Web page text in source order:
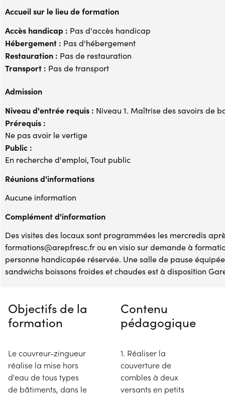
Accueil sur le lieu de formation
Accès handicap : Pas d'accès handicap
Hébergement : Pas d'hébergement
Restauration : Pas de restauration
Transport : Pas de transport
Admission
Niveau d'entrée requis : Niveau 1. Maîtrise des savoirs de
Prérequis :
Ne pas avoir le vertige
Public :
En recherche d'emploi, Tout public
Réunions d'informations
Aucune information
Complément d'information
Des visites des locaux sont programmées les mercredis
formations@arepfresc.fr ou en visio sur demande à
personne handicapée réservée. Une salle de pause
sandwichs boissons froides et chaudes est à disposition
Objectifs de la
formation
Le couvreur-zingueur
réalise la mise hors
d'eau de tous types
de bâtiments, dans le
Contenu
pédagogique
1. Réaliser la
couverture de
combles à deux
versants en petits